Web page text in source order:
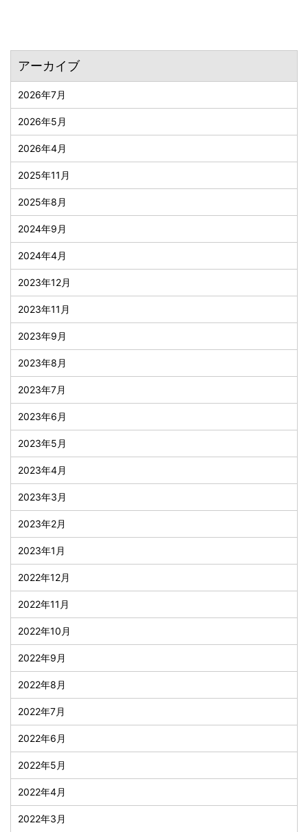
アーカイブ
2026年7月
2026年5月
2026年4月
2025年11月
2025年8月
2024年9月
2024年4月
2023年12月
2023年11月
2023年9月
2023年8月
2023年7月
2023年6月
2023年5月
2023年4月
2023年3月
2023年2月
2023年1月
2022年12月
2022年11月
2022年10月
2022年9月
2022年8月
2022年7月
2022年6月
2022年5月
2022年4月
2022年3月